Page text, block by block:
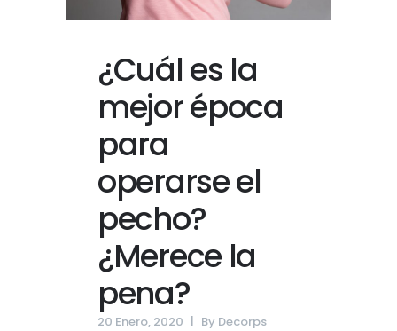
¿Cuál es la
mejor época
para
operarse el
pecho?
¿Merece la
pena?
20 Enero, 2020 By Decorps